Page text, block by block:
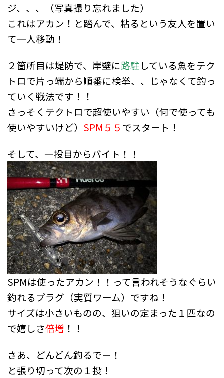
ジ、、、（写真撮り忘れました）
これはアカン！と踏んで、粘るという友人を置い
て一人移動！
２箇所目は堤防で、岸壁に路駐している魚をテク
トロで片っ端から順番に検挙、、じゃなくて釣っ
ていく戦法です！！
さっそくテクトロで超使いやすい（何で使っても
使いやすいけど） SPM５５ でスタート！
そして、一投目からバイト！！
SPMは使ったアカン！！って言われそうなぐらい
釣れるプラグ（実質ワーム）ですね！
サイズは小さいものの、狙いの定まった１匹なの
で嬉しさ倍増 ！！
さあ、どんどん釣るでー！
と張り切って次の１投！